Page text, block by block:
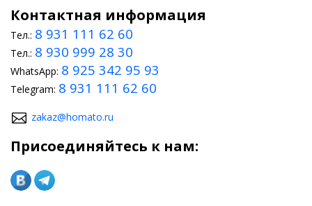
Контактная информация
Тел.: 8 931 111 62 60
Тел.: 8 930 999 28 30
WhatsApp: 8 925 342 95 93
Telegram: 8 931 111 62 60
zakaz@homato.ru
Присоединяйтесь к нам: